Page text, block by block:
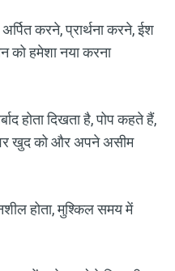
करने, प्रार्थना करने, ईश
को हमेशा नया करना
होता दिखता है, पोप कहते हैं,
खुद को और अपने असीम
होता, मुश्किल समय में